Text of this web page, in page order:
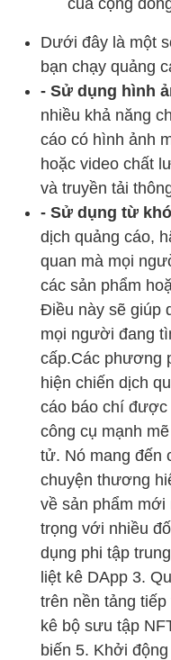
Dưới đây là một
bạn chạy quảng
- Sử dụng hình
nhiều khả năng
cáo có hình ảnh
hoặc video chất
và truyền tải
- Sử dụng từ
dịch quảng cáo,
quan mà mọi
các sản phẩm
Điều này sẽ giúp
mọi người đang
cấp.Các phương
hiện chiến dịch
cáo báo chí
công cụ mạnh
tử. Nó mang đến
chuyện thương
về sản phẩm mới
trọng với nhiều
dụng phi tập
liệt kê DApp 3.
trên nền tảng
kê bộ sưu tập
biến 5. Khởi